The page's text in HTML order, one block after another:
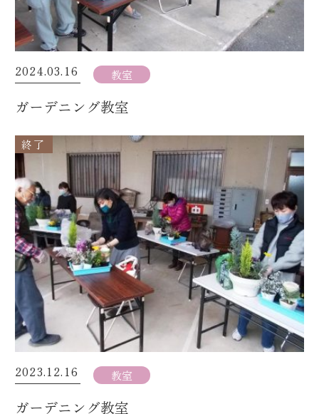
2024.03.16 教室
ガーデニング教室
終了
2023.12.16 教室
ガーデニング教室